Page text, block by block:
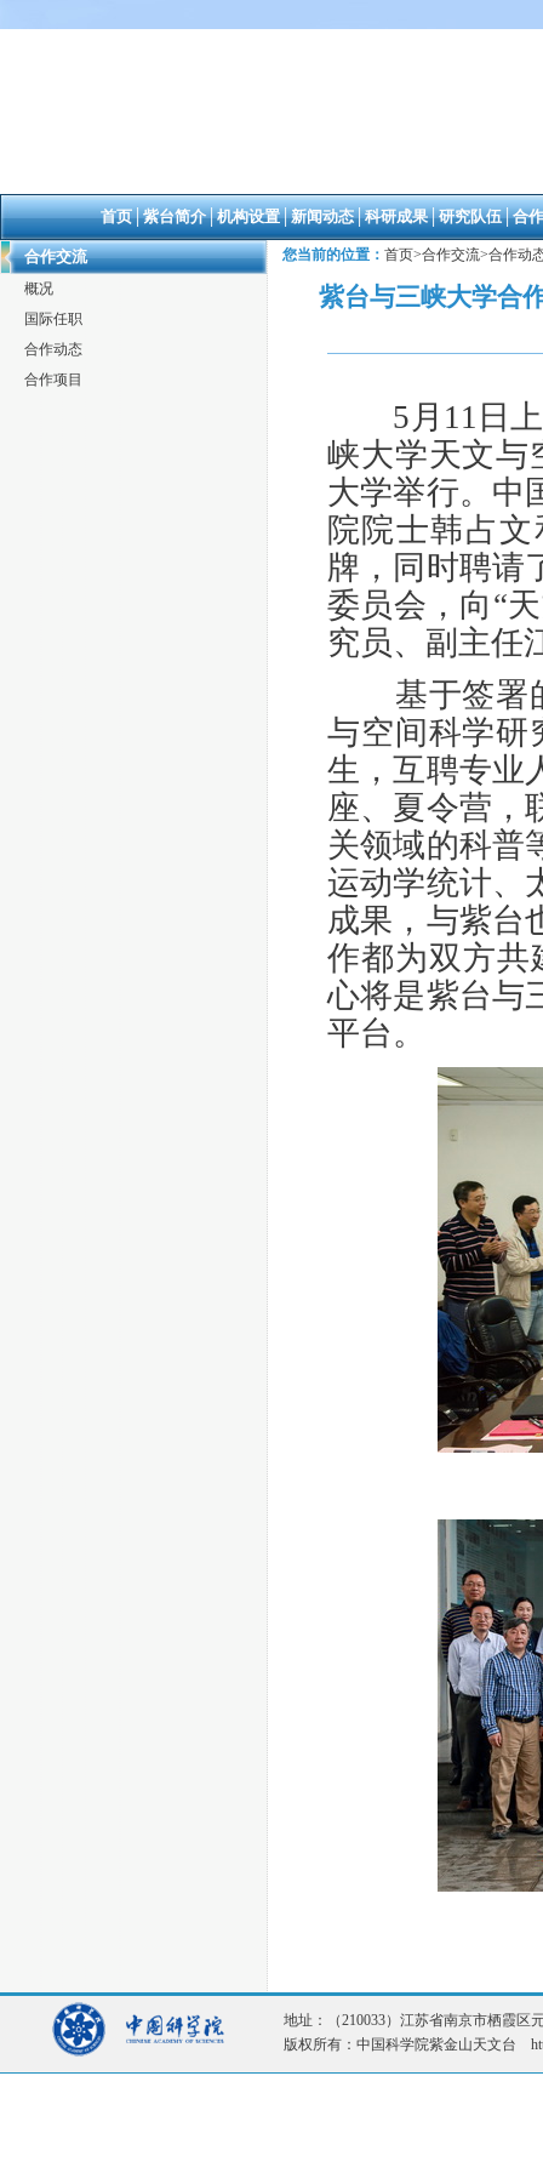
首页│紫台简介│机构设置│新闻动态│科研成果│研究队伍│合
合作交流
概况
国际任职
合作动态
合作项目
您当前的位置： 首页>合作交流>合作动
紫台与三峡大学合
5月11日上
峡大学天文与
大学举行。中
院院士韩占
牌，同时聘请
委员会，向“
究员、副主任
基于签署的
与空间科学研
生，互聘专业
座、夏令营，
关领域的科普
运动学统计、
成果，与紫台
作都为双方共
心将是紫台与
平台。
地址：（210033）江苏省南京市栖霞
版权所有：中国科学院紫金山天文台